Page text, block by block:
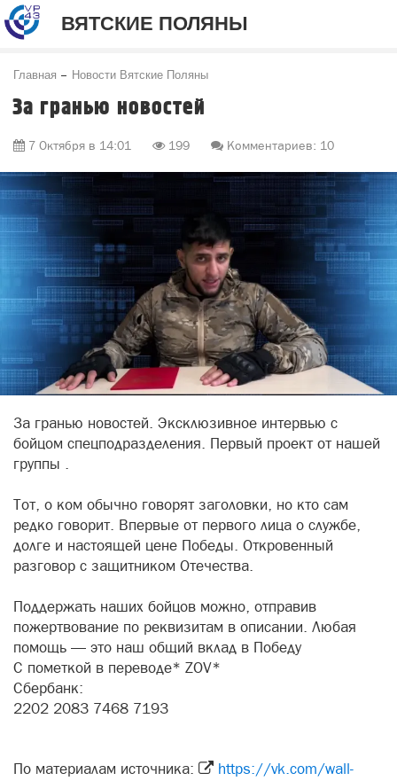
ВЯТСКИЕ ПОЛЯНЫ
Главная Новости Вятские Поляны
За гранью новостей
7 Октября в 14:01 199 Комментариев: 10
За гранью новостей. Эксклюзивное интервью с
бойцом спецподразделения. Первый проект от нашей
группы .
Тот, о ком обычно говорят заголовки, но кто сам
редко говорит. Впервые от первого лица о службе,
долге и настоящей цене Победы. Откровенный
разговор с защитником Отечества.
Поддержать наших бойцов можно, отправив
пожертвование по реквизитам в описании. Любая
помощь — это наш общий вклад в Победу
С пометкой в переводе* ZOV*
Сбербанк:
2202 2083 7468 7193
По материалам источника:
https://vk.com/wall-